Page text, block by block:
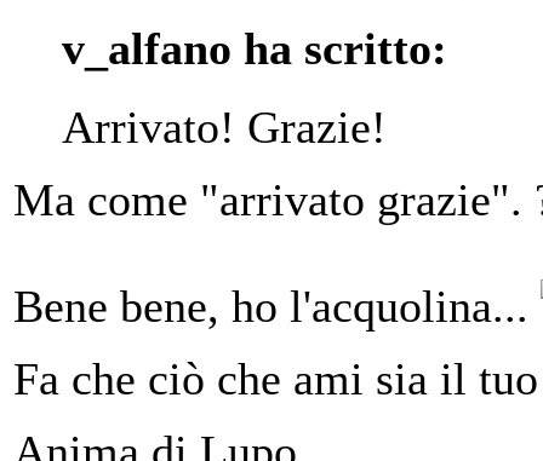
v_alfano ha scritto:
Arrivato! Grazie!
Ma come "arrivato grazie".
Bene bene, ho l'acquolina...
Fa che ciò che ami sia il